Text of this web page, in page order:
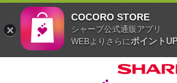
COCORO STORE
シャープ公式通販アプリ
WEBよりさらにポイント